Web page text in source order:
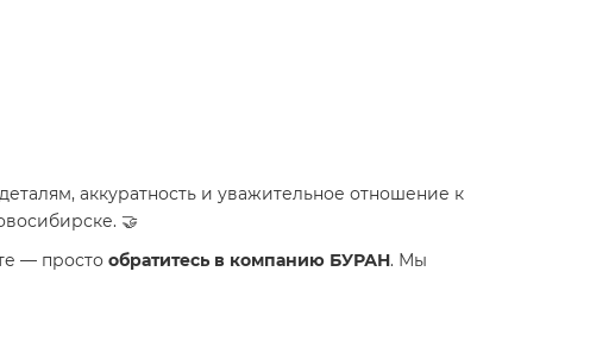
аккуратность и уважительное отношение к
🤝
— просто обратитесь в компанию БУРАН. Мы